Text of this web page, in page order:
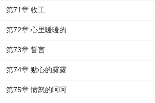
第71章 收工
第72章 心里暖暖的
第73章 誓言
第74章 贴心的露露
第75章 愤怒的呵呵